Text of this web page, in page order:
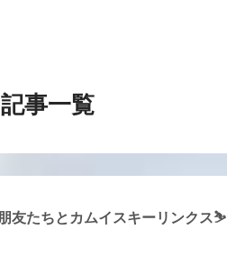
事一覧
友たちとカムイスキーリンクス⛷️